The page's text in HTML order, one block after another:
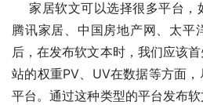
腾讯家居、中国房地产网、太平
后，在发布软文本时，我们应该
站的权重PV、UV在数据等方面
平台。通过这种类型的平台发布